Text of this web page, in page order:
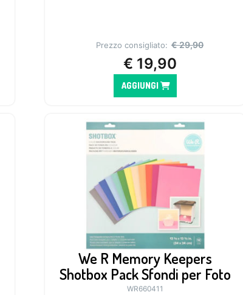
Prezzo consigliato: €29,90
€ 19,90
AGGIUNGI
We R Memory Keepers
Shotbox Pack Sfondi per Foto
WR660411